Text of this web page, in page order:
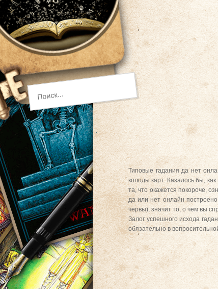
Типовые гадания да нет
колоды карт. Казалось бы,
та, что окажется покороче,
да или нет онлайн
червы), значит то, о чем вы
Залог успешного исхода
обязательно в